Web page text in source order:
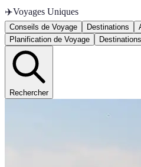
✈️Voyages Uniques
Conseils de Voyage Destinations
Planification de Voyage
Rechercher